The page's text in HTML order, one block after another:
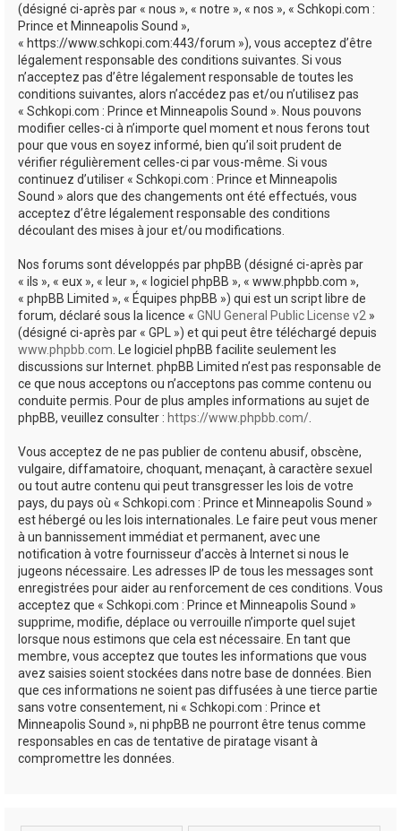
(désigné ci-après par « nous », « notre », « nos », « Schkopi.com :
Prince et Minneapolis Sound »,
« https://www.schkopi.com:443/forum »), vous acceptez d’être
légalement responsable des conditions suivantes. Si vous
n’acceptez pas d’être légalement responsable de toutes les
conditions suivantes, alors n’accédez pas et/ou n’utilisez pas
« Schkopi.com : Prince et Minneapolis Sound ». Nous pouvons
modifier celles-ci à n’importe quel moment et nous ferons tout
pour que vous en soyez informé, bien qu’il soit prudent de
vérifier régulièrement celles-ci par vous-même. Si vous
continuez d’utiliser « Schkopi.com : Prince et Minneapolis
Sound » alors que des changements ont été effectués, vous
acceptez d’être légalement responsable des conditions
découlant des mises à jour et/ou modifications.
Nos forums sont développés par phpBB (désigné ci-après par
« ils », « eux », « leur », « logiciel phpBB », « www.phpbb.com »,
« phpBB Limited », « Équipes phpBB ») qui est un script libre de
forum, déclaré sous la licence « GNU General Public License v2 »
(désigné ci-après par « GPL ») et qui peut être téléchargé depuis
www.phpbb.com . Le logiciel phpBB facilite seulement les
discussions sur Internet. phpBB Limited n’est pas responsable de
ce que nous acceptons ou n’acceptons pas comme contenu ou
conduite permis. Pour de plus amples informations au sujet de
phpBB, veuillez consulter : https://www.phpbb.com/
Vous acceptez de ne pas publier de contenu abusif, obscène,
vulgaire, diffamatoire, choquant, menaçant, à caractère sexuel
ou tout autre contenu qui peut transgresser les lois de votre
pays, du pays où « Schkopi.com : Prince et Minneapolis Sound »
est hébergé ou les lois internationales. Le faire peut vous mener
à un bannissement immédiat et permanent, avec une
notification à votre fournisseur d’accès à Internet si nous le
jugeons nécessaire. Les adresses IP de tous les messages sont
enregistrées pour aider au renforcement de ces conditions. Vous
acceptez que « Schkopi.com : Prince et Minneapolis Sound »
supprime, modifie, déplace ou verrouille n’importe quel sujet
lorsque nous estimons que cela est nécessaire. En tant que
membre, vous acceptez que toutes les informations que vous
avez saisies soient stockées dans notre base de données. Bien
que ces informations ne soient pas diffusées à une tierce partie
sans votre consentement, ni « Schkopi.com : Prince et
Minneapolis Sound », ni phpBB ne pourront être tenus comme
responsables en cas de tentative de piratage visant à
compromettre les données.